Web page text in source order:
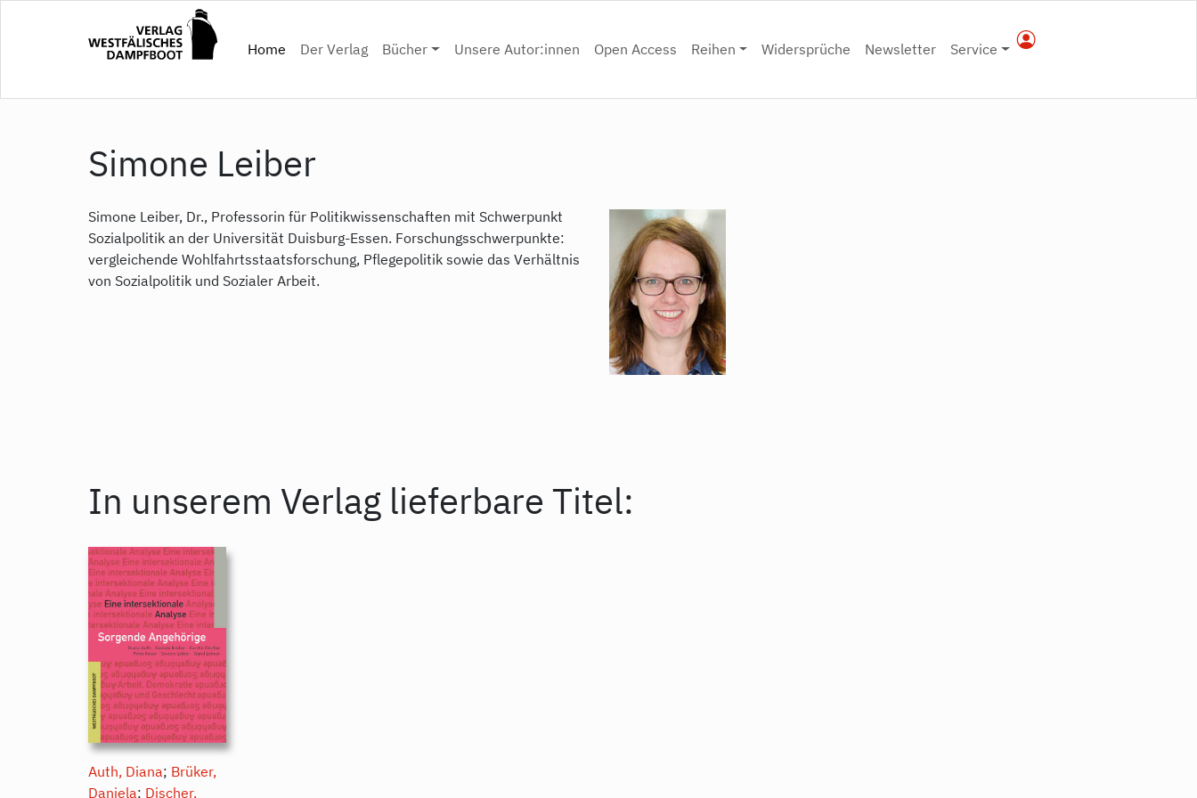
Home(current)
Der Verlag Bücher Unsere Autor:innen Open Access Reihen Widersprüche Newsletter Service
Simone Leiber
Simone Leiber, Dr., Professorin für Politikwissenschaften mit Schwerpunkt
Sozialpolitik an der Universität Duisburg-Essen. Forschungsschwerpunkte:
vergleichende Wohlfahrtsstaatsforschung, Pflegepolitik sowie das Verhältnis
von Sozialpolitik und Sozialer Arbeit.
In unserem Verlag lieferbare Titel:
Auth, Diana; Brüker,
Daniela; Discher,